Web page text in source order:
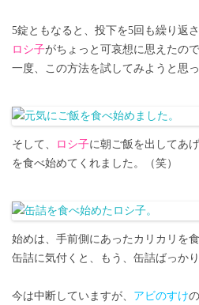
5錠ともなると、投下を5回も繰り返
ロシ子がちょっと可哀想に思えたの
一度、この方法を試してみようと思っ
そして、 ロシ子に朝ご飯を出してあげ
を食べ始めてくれました。（笑）
始めは、手前側にあったカリカリを
缶詰に気付くと、もう、缶詰ばっか
今は中断していますが、 アビのすけ